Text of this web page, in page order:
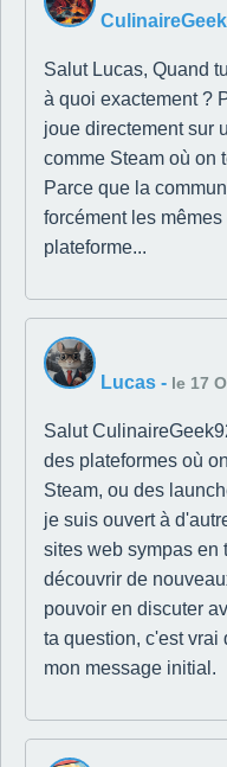
Salut Lucas, Quand
à quoi exactement ?
joue directement sur
comme Steam où on
Parce que la
forcément les
plateforme...
Lucas - le 17
Salut
des plateformes où
Steam, ou des
je suis ouvert à
sites web sympas en
découvrir de
pouvoir en discuter
ta question, c'est vrai
mon message initial.